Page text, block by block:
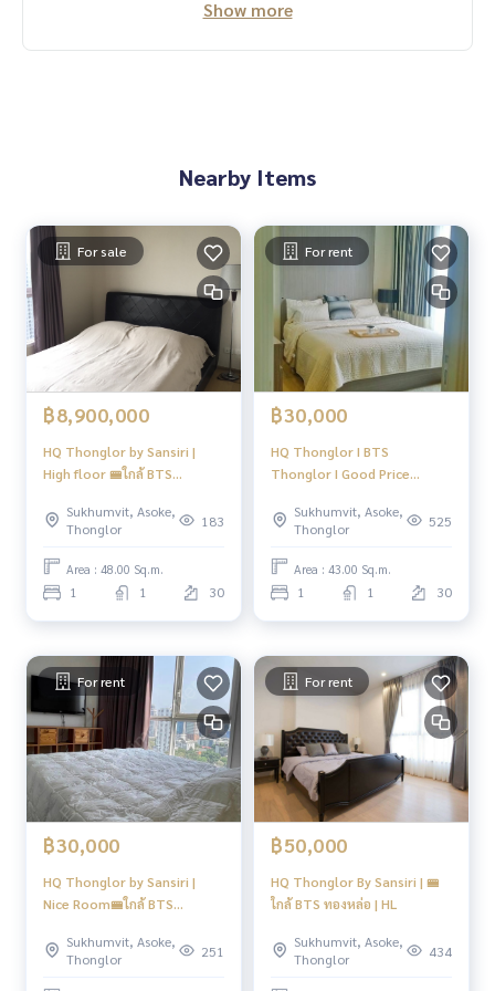
ewel of Thonglor หมายถึงอัญมณีที่ทรงคุณค่าในย่านธุรกิจอย่าง
ยูนิตต่อชั้นสูงสุด 8 ยูนิต
ที่จอดรถประมาณ 150 คันคิดเป็น 76% รวมจอดซ้อนคัน คิดเป็น 8
1%
Facility / ส่วนกลาง
สระว่ายน้ำ Swimming pool
ระบบรักษาความปลอดภัย 24 ชั่วโมง / คีย์การ์ด / CCTV
พื้นที่จัดบาร์บีคิว
ฟิตเนส Gym
ลิฟต์โดยสาร 3 ตัว
ที่จอดรถ 160 คัน
Shuttle Service to BTS
Location
-BTS Thonglor 750m
-Thonglor 6
-HQ Thonglor ,High Rise จากแสนสิริ ตั้งอยู่ติดถนนทองหล่อระห
คาเฟ่ บาร์ ร้านนั่งดื่ม รวมอยู่ใน Community Mall ชั้นนำ ที่ห่างออ
กไปไม่ถึง 2 กม.
-ใกล้รถไฟฟ้า BTS ทองหล่อ 750 เมตร และ ถนนสุขุมวิท ใกล้ Mark
et Place, J Avenue ทองหล่อ, The Commons, Ekkamai Interna
tional School และ รพ.สมิติเวช สุขุมวิท
----------------------------------------
You can inbox or dm to ask more information, It’s my pleas
ure to give.
Tel :093-943-4388
What App+6693-943-4388
#condosukhumvit #sukhumvitcondo #phromphongcond
Show more
Nearby Items
For sale
฿8,900,000
HQ Thonglor by Sansiri |
High floor 🚝ใกล้ BTS
Sukhumvit, Asoke,
Thonglor
183
Area : 48.00 Sq.m.
1 1 30
For rent
฿30,000
HQ Thonglor I BTS
Thonglor I Good Price
High Floor I #HL
Sukhumvit, Asoke,
Thonglor
525
Area : 43.00 Sq.m.
1 1 30
For rent
฿30,000
HQ Thonglor by Sansiri |
Nice Room🚝ใกล้ BTS
Sukhumvit, Asoke,
Thonglor
251
For rent
฿50,000
HQ Thonglor By Sansiri | 🚝
ใกล้ BTS ทองหล่อ | HL
Sukhumvit, Asoke,
Thonglor
434